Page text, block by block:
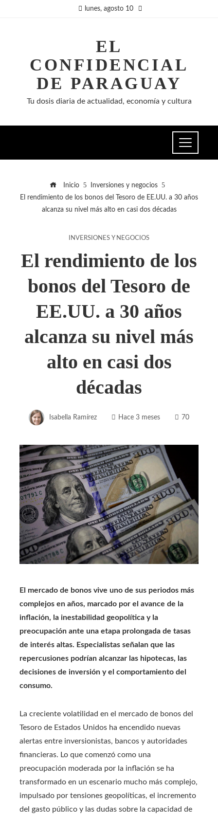
lunes, agosto 10
EL
CONFIDENCIAL
DE PARAGUAY
Tu dosis diaria de actualidad, economía y cultura
Inicio
Inversiones y negocios
El rendimiento de los bonos del Tesoro de EE.UU. a 30 años
alcanza su nivel más alto en casi dos décadas
INVERSIONES Y NEGOCIOS
El rendimiento de los
bonos del Tesoro de
EE.UU. a 30 años
alcanza su nivel más
alto en casi dos
décadas
Isabella Ramírez Hace 3 meses 70
El mercado de bonos vive uno de sus periodos más
complejos en años, marcado por el avance de la
inflación, la inestabilidad geopolítica y la
preocupación ante una etapa prolongada de tasas
de interés altas. Especialistas señalan que las
repercusiones podrían alcanzar las hipotecas, las
decisiones de inversión y el comportamiento del
consumo.
La creciente volatilidad en el mercado de bonos del
Tesoro de Estados Unidos ha encendido nuevas
alertas entre inversionistas, bancos y autoridades
financieras. Lo que comenzó como una
preocupación moderada por la inflación se ha
transformado en un escenario mucho más complejo,
impulsado por tensiones geopolíticas, el incremento
del gasto público y las dudas sobre la capacidad de